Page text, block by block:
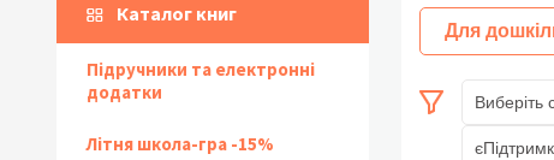
Каталог книг
Підручники та електронні
додатки
Літня школа-гра -15%
Для
Виберіть